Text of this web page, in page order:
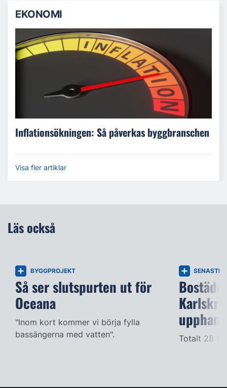
EKONOMI
Inflationsökningen: Så påverkas byggbranschen
Visa fler artiklar
Läs också
BYGGPROJEKT
Så ser slutspurten ut för
Oceana
"Inom kort kommer vi börja fylla
bassängerna med vatten".
SENASTE
Totalt 28